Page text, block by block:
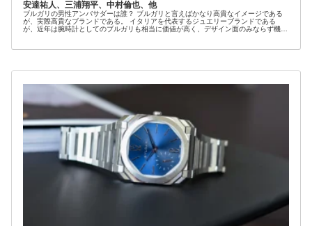
安達祐人、三浦翔平、中村倫也、他
ブルガリの男性アンバサダーは誰？ ブルガリと言えばかなり高貴なイメージである
が、実際高貴なブランドである。 イタリアを代表するジュエリーブランドである
が、近年は腕時計としてのブルガリも相当に価値が高く、デザイン面のみならず機械